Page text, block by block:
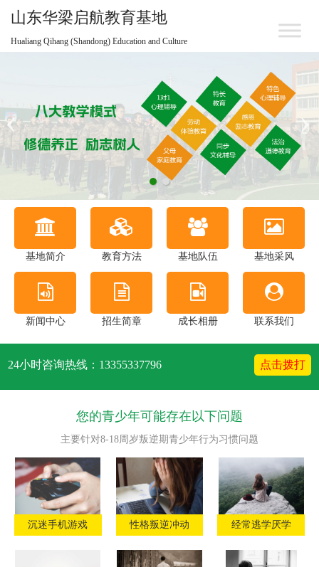
山东华梁启航教育基地
Hualiang Qihang (Shandong) Education and Culture
基地简介 教育方法 基地队伍 基地采风
新闻中心 招生简章 成长相册 联系我们
点击拨打
24小时咨询热线：13355337796
您的青少年可能存在以下问题
主要针对8-18周岁叛逆期青少年行为习惯问题
沉迷手机游戏 性格叛逆冲动 经常逃学厌学